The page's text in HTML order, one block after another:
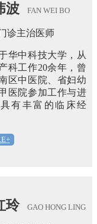
波 FAN WEI BO
诊主治医师
华中科技大学，从
科工作20余年，曾
区中医院、省妇幼
医院参加工作与进
有丰富的临床经
玲 GAO HONG LING